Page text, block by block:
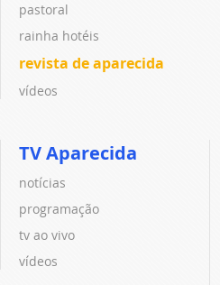
pastoral
rainha hotéis
revista de aparecida
vídeos
TV Aparecida
notícias
programação
tv ao vivo
vídeos